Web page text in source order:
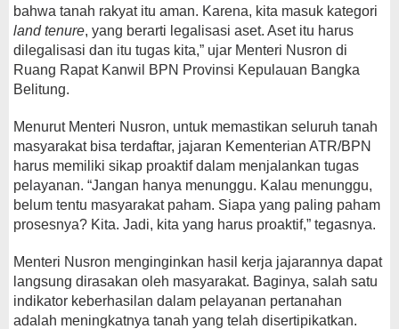
bahwa tanah rakyat itu aman. Karena, kita masuk kategori
land tenure, yang berarti legalisasi aset. Aset itu harus
dilegalisasi dan itu tugas kita,” ujar Menteri Nusron di
Ruang Rapat Kanwil BPN Provinsi Kepulauan Bangka
Belitung.
Menurut Menteri Nusron, untuk memastikan seluruh tanah
masyarakat bisa terdaftar, jajaran Kementerian ATR/BPN
harus memiliki sikap proaktif dalam menjalankan tugas
pelayanan. “Jangan hanya menunggu. Kalau menunggu,
belum tentu masyarakat paham. Siapa yang paling paham
prosesnya? Kita. Jadi, kita yang harus proaktif,” tegasnya.
Menteri Nusron menginginkan hasil kerja jajarannya dapat
langsung dirasakan oleh masyarakat. Baginya, salah satu
indikator keberhasilan dalam pelayanan pertanahan
adalah meningkatnya tanah yang telah disertipikatkan.